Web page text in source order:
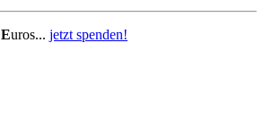
Euros... jetzt spenden!